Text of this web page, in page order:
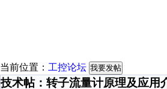
当前位置： 工控论坛 我要发帖
技术帖：转子流量计原理及应用